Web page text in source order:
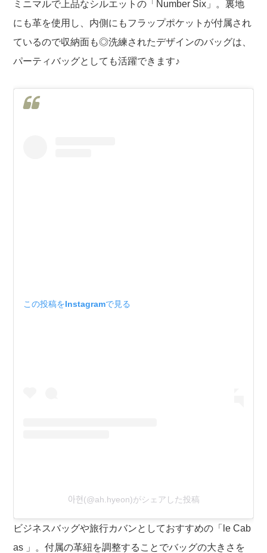
ミニマルで上品なシルエットの「Number Six」。裏地
にも革を使用し、内側にもフラップポケットが付属され
ているので収納面も◎洗練されたデザインのバッグは、
パーティバッグとしても活躍できます♪
この投稿をInstagramで見る
아현(@ah.hyeon)がシェアした投稿
ビジネスバッグや旅行カバンとしておすすめの「le Cab
as 」。付属の革紐を調整することでバッグの大きさを